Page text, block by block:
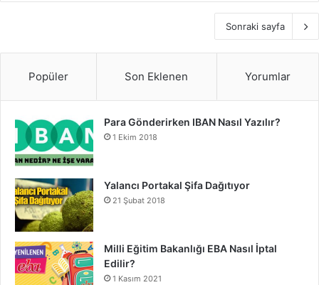
Sonraki sayfa
Popüler Son Eklenen Yorumlar
Para Gönderirken IBAN Nasıl Yazılır?
1 Ekim 2018
Yalancı Portakal Şifa Dağıtıyor
21 Şubat 2018
Milli Eğitim Bakanlığı EBA Nasıl İptal
Edilir?
1 Kasım 2021